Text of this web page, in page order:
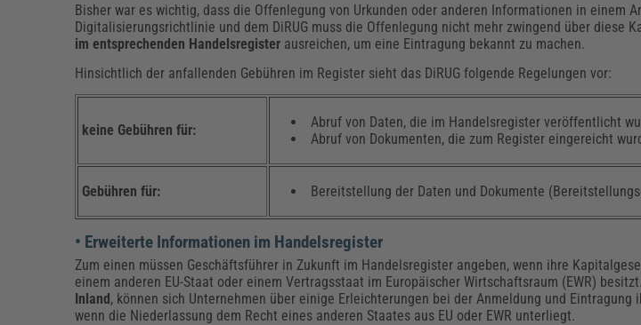
Bisher war es wichtig, dass die Offenlegung von Urkunden oder anderen Informationen in einem
Digitalisierungsrichtlinie und dem DiRUG muss die Offenlegung nicht mehr zwingend über diese
im entsprechenden Handelsregister ausreichen, um eine Eintragung bekannt zu machen.
Hinsichtlich der anfallenden Gebühren im Register sieht das DiRUG folgende Regelungen vor:
keine Gebühren für:
Abruf von Daten, die im Handelsregister veröffentlicht
Abruf von Dokumenten, die zum Register eingereicht
Gebühren für: Bereitstellung der Daten und Dokumente
• Erweiterte Informationen im Handelsregister
Zum einen müssen Geschäftsführer in Zukunft im Handelsregister angeben, wenn ihre
einem anderen EU-Staat oder einem Vertragsstaat im Europäischer Wirtschaftsraum (EWR)
Inland, können sich Unternehmen über einige Erleichterungen bei der Anmeldung und
wenn die Niederlassung dem Recht eines anderen Staates aus EU oder EWR unterliegt.